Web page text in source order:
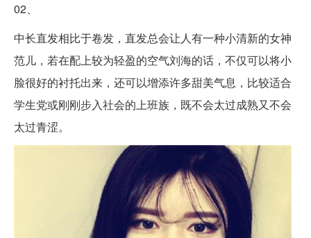
02、
中长直发相比于卷发，直发总会让人有一种小清新的女神
范儿，若在配上较为轻盈的空气刘海的话，不仅可以将小
脸很好的衬托出来，还可以增添许多甜美气息，比较适合
学生党或刚刚步入社会的上班族，既不会太过成熟又不会
太过青涩。